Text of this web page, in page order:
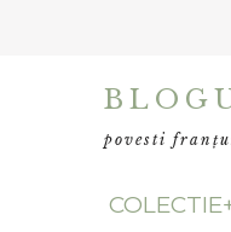
povesti